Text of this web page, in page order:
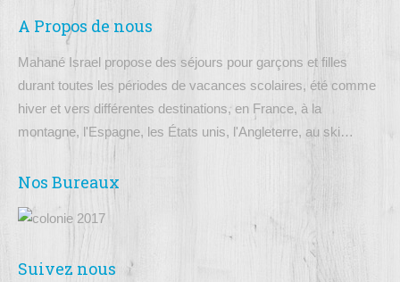
A Propos de nous
Mahané Israel propose des séjours pour garçons et filles
durant toutes les périodes de vacances scolaires, été comme
hiver et vers différentes destinations, en France, à la
montagne, l'Espagne, les États unis, l'Angleterre, au ski…
Nos Bureaux
Suivez nous